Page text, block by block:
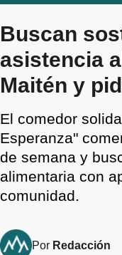
Buscan
asistencia
Maitén y
El comedor
Esperanza"
de semana y
alimentaria con
comunidad.
Por Redacción